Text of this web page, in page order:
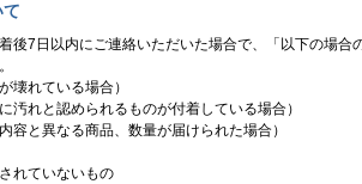
後7日以内にご連絡いただいた場合で、「以下の場合
壊れている場合）
汚れと認められるものが付着している場合）
容と異なる商品、数量が届けられた場合）
れていないもの